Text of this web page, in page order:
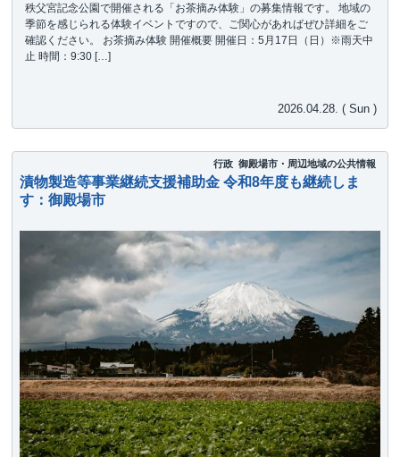
秩父宮記念公園で開催される「お茶摘み体験」の募集情報です。 地域の
季節を感じられる体験イベントですので、ご関心があればぜひ詳細をご
確認ください。 お茶摘み体験 開催概要 開催日：5月17日（日）※雨天中
止 時間：9:30 […]
2026.04.28. ( Sun )
行政 御殿場市・周辺地域の公共情報
漬物製造等事業継続支援補助金 令和8年度も継続しま
す：御殿場市